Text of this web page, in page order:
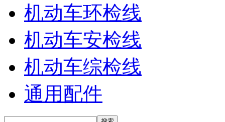
机动车环检线
机动车安检线
机动车综检线
通用配件